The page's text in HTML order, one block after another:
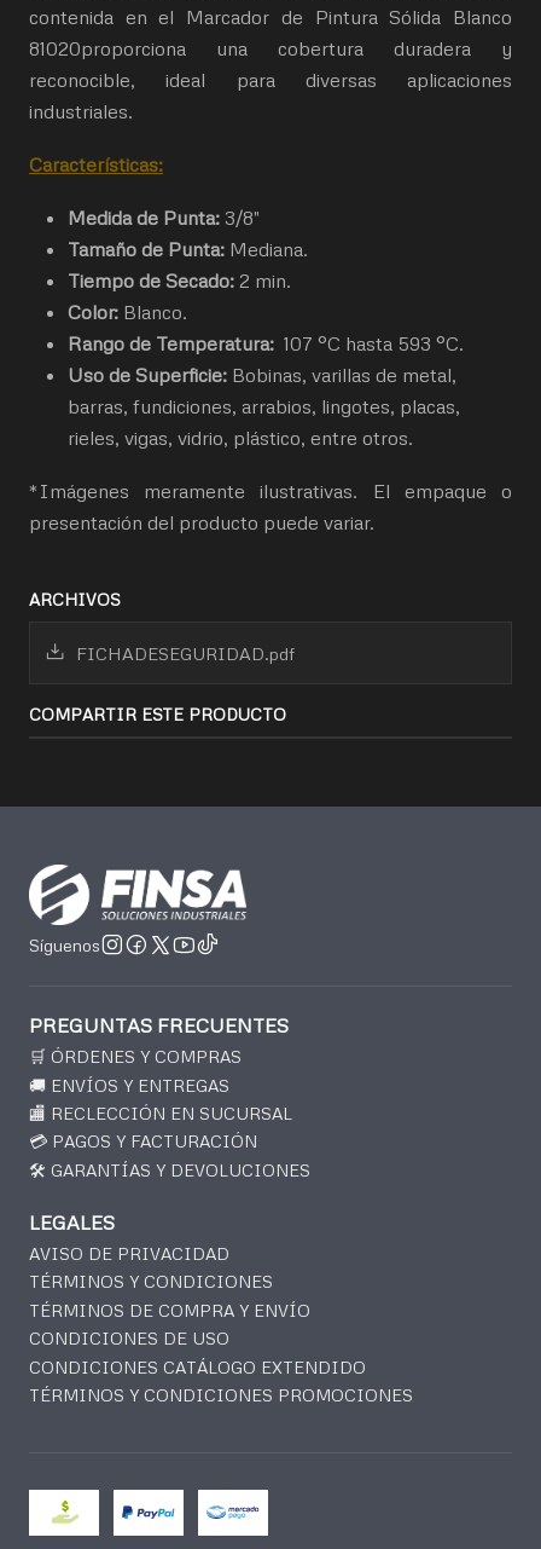
contenida en el Marcador de Pintura Sólida Blanco
81020proporciona una cobertura duradera y
reconocible, ideal para diversas aplicaciones
industriales.
Características:
Medida de Punta: 3/8"
Tamaño de Punta: Mediana.
Tiempo de Secado: 2 min.
Color: Blanco.
Rango de Temperatura: 107 °C hasta 593 °C.
Uso de Superficie: Bobinas, varillas de metal,
barras, fundiciones, arrabios, lingotes, placas,
rieles, vigas, vidrio, plástico, entre otros.
*Imágenes meramente ilustrativas. El empaque o
presentación del producto puede variar.
ARCHIVOS
FICHADESEGURIDAD.pdf
COMPARTIR ESTE PRODUCTO
Síguenos
PREGUNTAS FRECUENTES
🛒 ÓRDENES Y COMPRAS
🚚 ENVÍOS Y ENTREGAS
🏬 RECLECCIÓN EN SUCURSAL
💳 PAGOS Y FACTURACIÓN
🛠️ GARANTÍAS Y DEVOLUCIONES
LEGALES
AVISO DE PRIVACIDAD
TÉRMINOS Y CONDICIONES
TÉRMINOS DE COMPRA Y ENVÍO
CONDICIONES DE USO
CONDICIONES CATÁLOGO EXTENDIDO
TÉRMINOS Y CONDICIONES PROMOCIONES